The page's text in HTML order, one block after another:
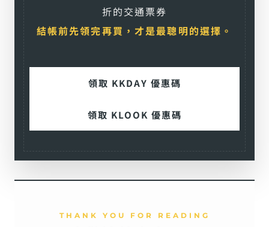
折的交通票券
結帳前先領完再買，才是最聰明的選擇。
領取 KKDAY 優惠碼
領取 KLOOK 優惠碼
THANK YOU FOR READING